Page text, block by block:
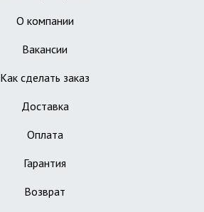
О компании
Вакансии
Как сделать заказ
Доставка
Оплата
Гарантия
Возврат